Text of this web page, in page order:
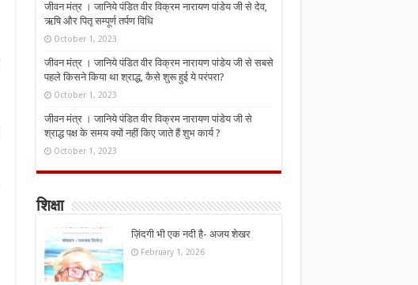
जीवन मंत्र । जानिये पंडित वीर विक्रम नारायण पांडेय जी से देव,
ऋषि और पितृ सम्पूर्ण तर्पण विधि
October 1, 2023
जीवन मंत्र । जानिये पंडित वीर विक्रम नारायण पांडेय जी से सबसे
पहले किसने किया था श्राद्ध, कैसे शुरू हुई ये परंपरा?
October 1, 2023
जीवन मंत्र । जानिये पंडित वीर विक्रम नारायण पांडेय जी से
श्राद्ध पक्ष के समय क्यों नहीं किए जाते हैं शुभ कार्य ?
October 1, 2023
शिक्षा
ज़िंदगी भी एक नदी है- अजय शेखर
February 1, 2026